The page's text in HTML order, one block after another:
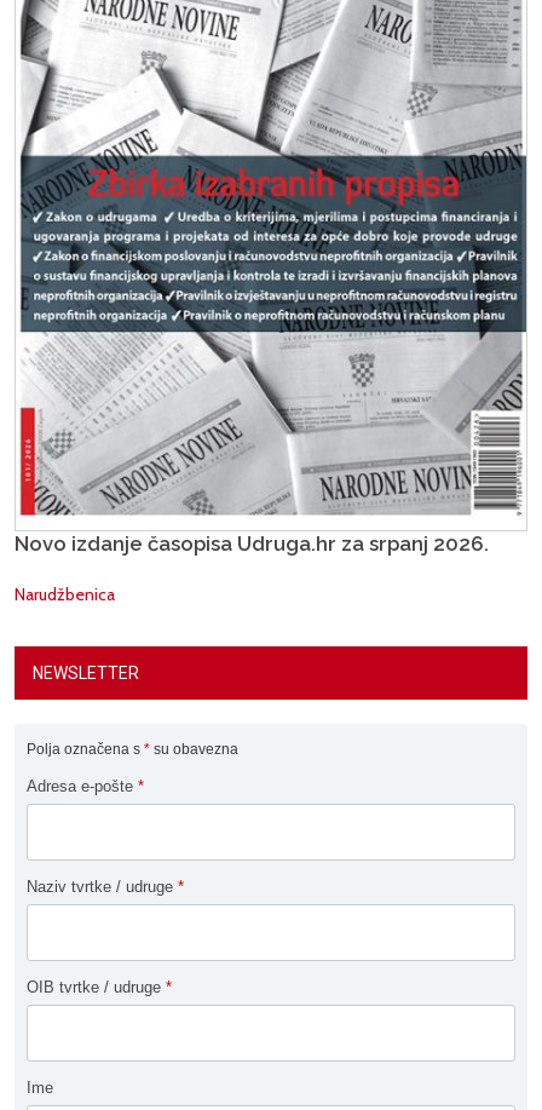
Novo izdanje časopisa Udruga.hr za srpanj 2026.
Narudžbenica
NEWSLETTER
Polja označena s * su obavezna
Adresa e-pošte *
Naziv tvrtke / udruge *
OIB tvrtke / udruge *
Ime